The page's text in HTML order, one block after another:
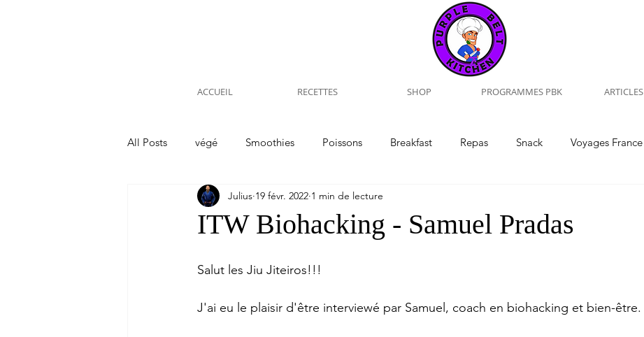
ACCUEIL RECETTES SHOP PROGRAMMES PBK ARTICLES
All Posts végé Smoothies Poissons Breakfast Repas Snack Voyages France
Voyages Etranger Kitchen Voyages
ITW Biohacking - Samuel Pradas
Julius 19 févr. 2022 1 min de lecture
Salut les Jiu Jiteiros!!!
J'ai eu le plaisir d'être interviewé par Samuel, coach en biohacking et bien-être.